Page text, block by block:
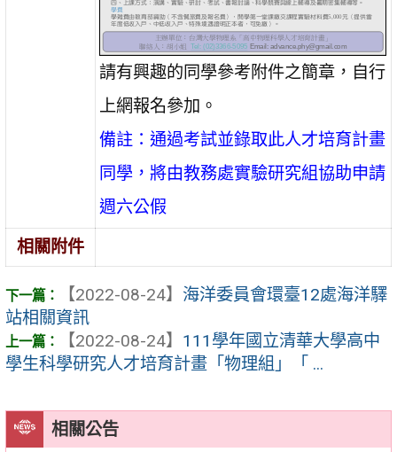
相關公告
請有興趣的同學參考附件之簡章，自行
上網報名參加。
備註：通過考試並錄取此人才培育計畫
同學，將由教務處實驗研究組協助申請
週六公假
相關附件
【2022-08-24】 海洋委員會環臺12處海洋驛
站相關資訊
【2022-08-24】 111學年國立清華大學高中
學生科學研究人才培育計畫「物理組」「 ...